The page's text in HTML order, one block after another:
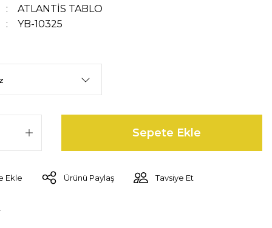
ATLANTİS TABLO
YB-10325
Sepete Ekle
Ürünü Paylaş Tavsiye Et